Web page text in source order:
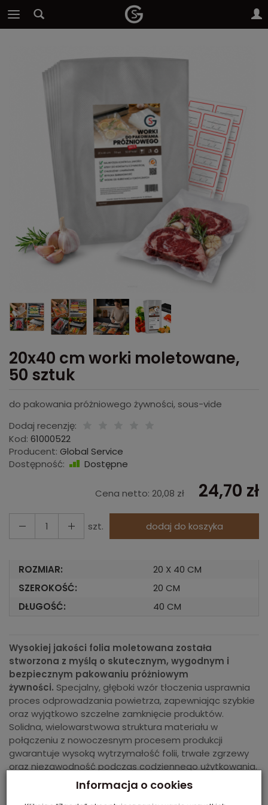
20x40 cm worki moletowane,
50 sztuk
do pakowania próżniowego żywności, sous-vide
Dodaj recenzję:
Kod: 61000522
Producent: Global Service
Dostępność:
Dostępne
Cena netto: 20,08 zł 24,70 zł
szt. dodaj do koszyka
ROZMIAR:
20 X 40 CM
SZEROKOŚĆ:
20 CM
DŁUGOŚĆ:
40 CM
Wysokiej jakości folia moletowana została
stworzona z myślą o skutecznym, wygodnym i
bezpiecznym pakowaniu próżniowym
żywności. Specjalny, głęboki wzór tłoczenia usprawnia
proces odprowadzania powietrza, zapewniając szybkie
oraz wyjątkowo szczelne zamknięcie produktów.
Solidna, wielowarstwowa struktura materiału w
połączeniu z nowoczesnym procesem produkcji
gwarantuje wysoką wytrzymałość folii, trwałe zgrzewy
oraz niezawodność podczas codziennego użytkowania.
To doskonałe rozwiązanie do długotrwałego
przechowywania żywności z zachowaniem jej świeżości,
Informacja o cookies